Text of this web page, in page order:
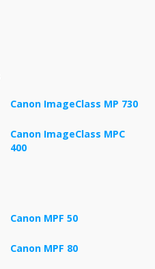
Canon ImageClass MP 730
Canon ImageClass MPC
400
Canon MPF 50
Canon MPF 80